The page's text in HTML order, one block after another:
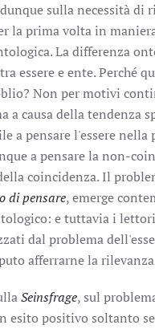
sulla necessità di
la prima volta in
La differenza
essere e ente. Perché
Non per motivi
a causa della tendenza
a pensare l'essere nella
a pensare la non-
coincidenza. Il
di pensare, emerge
e tuttavia i
dal problema
afferrarne la
Seinsfrage, sul
esito positivo soltanto